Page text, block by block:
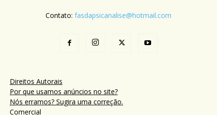
Contato: fasdapsicanalise@hotmail.com
Direitos Autorais
Por que usamos anúncios no site?
Nós erramos? Sugira uma correção.
Comercial